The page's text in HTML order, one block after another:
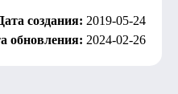
создания: 2019-05-24
обновления: 2024-02-26